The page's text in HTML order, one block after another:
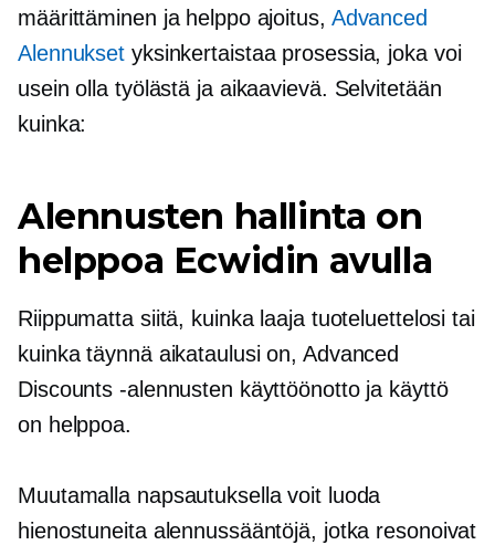
määrittäminen ja helppo ajoitus, Advanced
Alennukset yksinkertaistaa prosessia, joka voi
usein olla työlästä ja aikaavievä. Selvitetään
kuinka:
Alennusten hallinta on
helppoa Ecwidin avulla
Riippumatta siitä, kuinka laaja tuoteluettelosi tai
kuinka täynnä aikataulusi on, Advanced
Discounts -alennusten käyttöönotto ja käyttö
on helppoa.
Muutamalla napsautuksella voit luoda
hienostuneita alennussääntöjä, jotka resonoivat